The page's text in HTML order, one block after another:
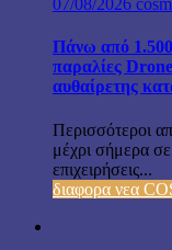
07/08/2026
Πάνω από 1.500
παραλίες
αυθαίρετης
Περισσότεροι
μέχρι σήμερα
επιχειρήσεις...
διαφορα νεα